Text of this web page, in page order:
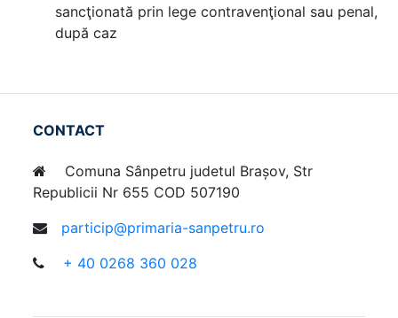
sancţionată prin lege contravenţional sau penal,
după caz
CONTACT
Comuna Sânpetru judetul Brașov, Str
Republicii Nr 655 COD 507190
particip@primaria-sanpetru.ro
+ 40 0268 360 028